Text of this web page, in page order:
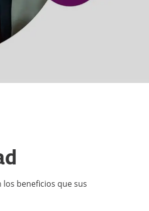
beneficios que sus